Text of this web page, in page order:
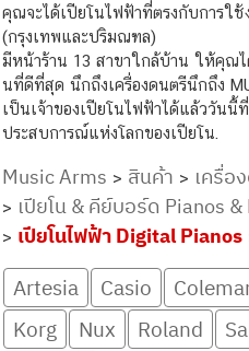
คุณจะได้เปียโนไฟฟ้าที่ตรงกับการใ
(กรุงเทพและปริมณฑล)
มีหน้าร้าน 13 สาขาใกล้บ้าน ให้คุณ
นที่ดีที่สุด นึกถึงเครื่องดนตรีนึกถึง
เป็นเจ้าของเปียโนไฟฟ้าได้แล้ววันนี้
ประสบการณ์แห่งโลกของเปียโน.
Music Arms > สินค้า > เครื่อ
> เปียโน & คีย์บอร์ด Pianos &
> เปียโนไฟฟ้า Digital Pianos
Artesia Casio
Korg
Nux Roland